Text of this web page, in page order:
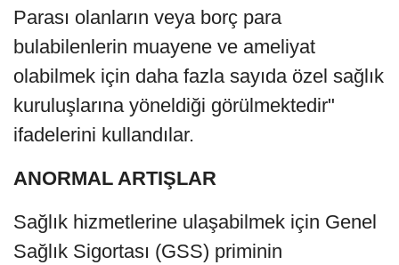
Parası olanların veya borç para
bulabilenlerin muayene ve ameliyat
olabilmek için daha fazla sayıda özel sağlık
kuruluşlarına yöneldiği görülmektedir"
ifadelerini kullandılar.
ANORMAL ARTIŞLAR
Sağlık hizmetlerine ulaşabilmek için Genel
Sağlık Sigortası (GSS) priminin